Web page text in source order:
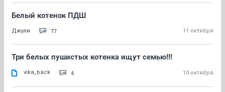
Белый котенок ПДШ
Джули 77 11 октября
Три белых пушистых котенка ищут семью!!!
vika_back 4 10 октября